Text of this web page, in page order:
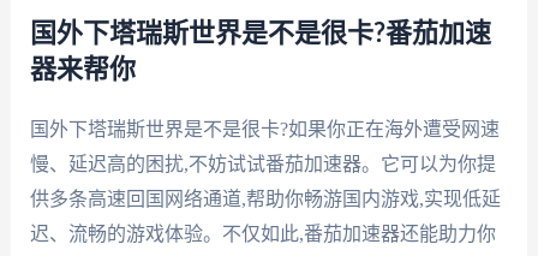
国外下塔瑞斯世界是不是很卡?番茄加速
器来帮你
国外下塔瑞斯世界是不是很卡?如果你正在海外遭受网速
慢、延迟高的困扰,不妨试试番茄加速器。它可以为你提
供多条高速回国网络通道,帮助你畅游国内游戏,实现低延
迟、流畅的游戏体验。不仅如此,番茄加速器还能助力你